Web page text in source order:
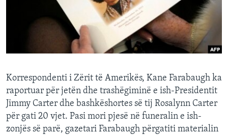
Korrespondenti i Zërit të Amerikës, Kane Farabaugh ka
raportuar për jetën dhe trashëgiminë e ish-Presidentit
Jimmy Carter dhe bashkëshortes së tij Rosalynn Carter
për gati 20 vjet. Pasi mori pjesë në funeralin e ish-
zonjës së parë, gazetari Farabaugh përgatiti materialin